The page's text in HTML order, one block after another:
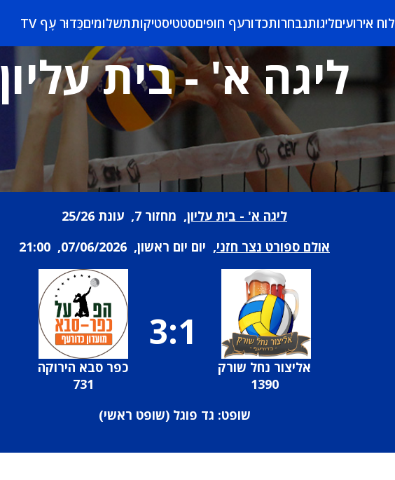
לוח אירועיםליגותנבחרותכדורעף חופיםסטטיסטיקותתשלומיםכַּדוּר עָף TV
ליגה א' - בית עליון
ליגה א' - בית עליון, מחזור 7, עונת 25/26
אולם ספורט נצר חזני, יום יום ראשון, 07/06/2026, 21:00
אליצור נחל שורק
1390
3:1
כפר סבא הירוקה
731
שופט: גד פוגל (שופט ראשי)